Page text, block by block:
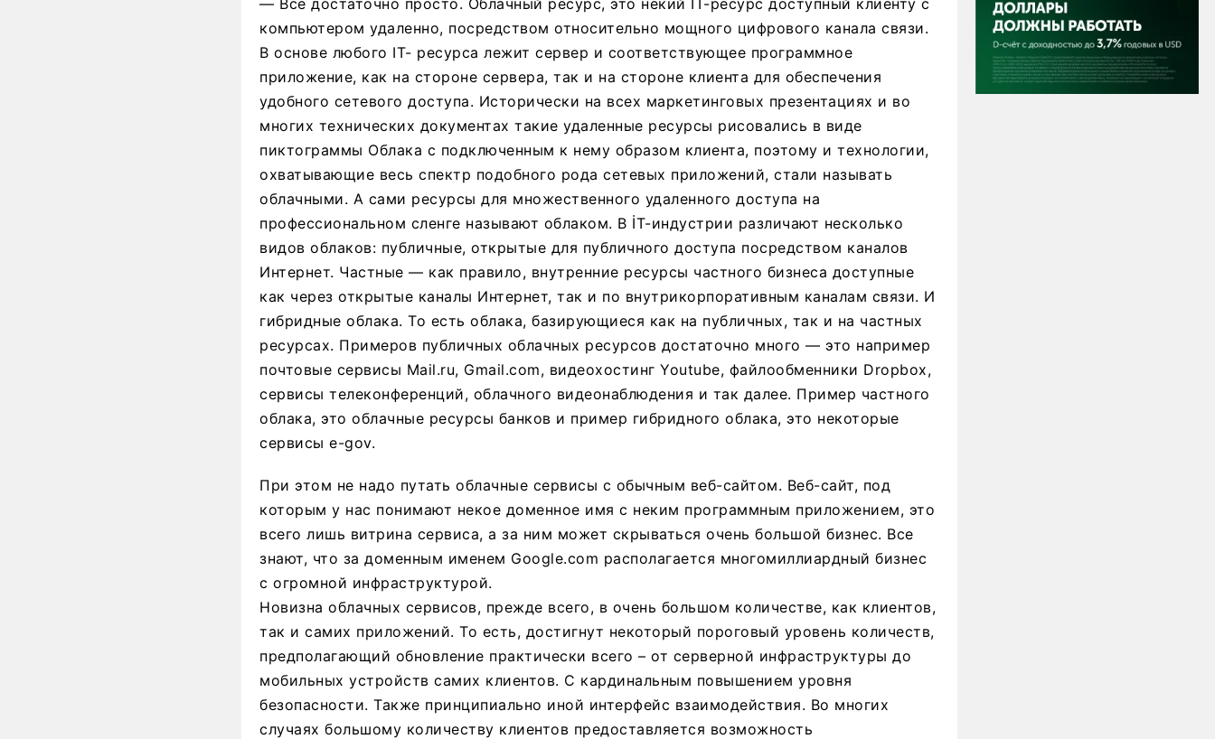
— Все достаточно просто. Облачный ресурс, это некий IT-ресурс доступный клиенту с
компьютером удаленно, посредством относительно мощного цифрового канала связи.
В основе любого IT- ресурса лежит сервер и соответствующее программное
приложение, как на стороне сервера, так и на стороне клиента для обеспечения
удобного сетевого доступа. Исторически на всех маркетинговых презентациях и во
многих технических документах такие удаленные ресурсы рисовались в виде
пиктограммы Облака с подключенным к нему образом клиента, поэтому и технологии,
охватывающие весь спектр подобного рода сетевых приложений, стали называть
облачными. А сами ресурсы для множественного удаленного доступа на
профессиональном сленге называют облаком. В İT-индустрии различают несколько
видов облаков: публичные, открытые для публичного доступа посредством каналов
Интернет. Частные — как правило, внутренние ресурсы частного бизнеса доступные
как через открытые каналы Интернет, так и по внутрикорпоративным каналам связи. И
гибридные облака. То есть облака, базирующиеся как на публичных, так и на частных
ресурсах. Примеров публичных облачных ресурсов достаточно много — это например
почтовые сервисы Mail.ru, Gmail.com, видеохостинг Youtube, файлообменники Dropbox,
сервисы телеконференций, облачного видеонаблюдения и так далее. Пример частного
облака, это облачные ресурсы банков и пример гибридного облака, это некоторые
сервисы e-gov.
При этом не надо путать облачные сервисы с обычным веб-сайтом. Веб-сайт, под
которым у нас понимают некое доменное имя с неким программным приложением, это
всего лишь витрина сервиса, а за ним может скрываться очень большой бизнес. Все
знают, что за доменным именем Google.com располагается многомиллиардный бизнес
с огромной инфраструктурой.
Новизна облачных сервисов, прежде всего, в очень большом количестве, как клиентов,
так и самих приложений. То есть, достигнут некоторый пороговый уровень количеств,
предполагающий обновление практически всего – от серверной инфраструктуры до
мобильных устройств самих клиентов. С кардинальным повышением уровня
безопасности. Также принципиально иной интерфейс взаимодействия. Во многих
случаях большому количеству клиентов предоставляется возможность